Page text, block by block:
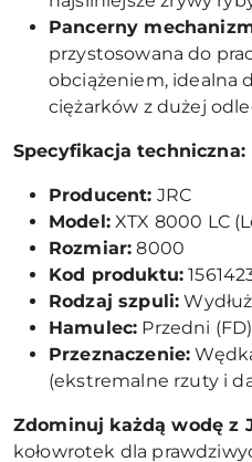
Pancerny
przystosowana do
obciążeniem, idealna
ciężarków z dużej
Specyfikacja techniczna:
Producent: JRC
Model:XTX 8000 LC
Rozmiar: 8000
Kod produktu:
Rodzaj szpuli:
Hamulec: Przedni (FD)
Przeznaczenie:
(ekstremalne rzuty i
Zdominuj każdą wodę z
kołowrotek dla